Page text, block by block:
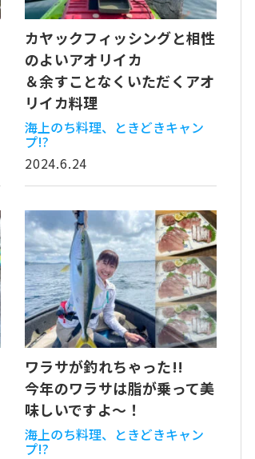
カヤックフィッシングと相性
のよいアオリイカ
＆余すことなくいただくアオ
リイカ料理
海上のち料理、ときどきキャン
プ!?
2024.6.24
ワラサが釣れちゃった!!
今年のワラサは脂が乗って美
味しいですよ～！
海上のち料理、ときどきキャン
プ!?